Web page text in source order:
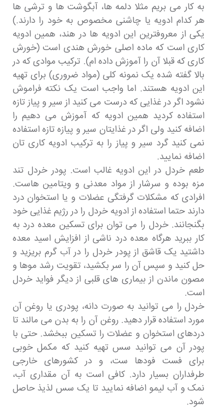
به کار می بریم مثلا دلمه ها، آبگوشت ها و ترشی ها
هر کدام ادویه یا چاشنی مخصوص به خود را دارند.)
یکی از معروفترین این ادویه ها در هند، همین ادویه
کاری است که ماده اصلی خورش هندی است (خورش
کاری که قبلا آن را آموزش داده ام). ترکیب موادی که در
بالا گفته شده یک نمونه کلی (مواد ضروری) برای تهیه
این ادویه هستند. اما واجب است یک نکته فراموش
نشود اگر در غذایی که درست می کنید از سیر و پیاز تازه
استفاده کردید همین ادویه که آموزش می دهیم را
اضافه کنید ولی اگر در غذایتان سیر و پیازه تازه استفاده
نمی کنید گرد سیر و پیاز را به ترکیب ادویه کاری تان
اضافه نمایید.
طعم خردل در این ادویه غالب است. پودر خردل تند
مزه بوده و سرشار از مواد معدنی و ویتامین هاست.
افرادی که مشکلات گرفتگی عضلات و یا استخوان درد
دارند حتما استفاده از ادویه خردل را در رژیم غذایی خود
بگنجانند. خردل را می توان برای تسکین معده درد به
کار ببرید هرگاه معده درد ناشی از افزایش اسید معده
داشتید یک قاشق از پودر خردل را در آب گرم بریزید و
حل کنید و سپس آن را سر بکشید، تقویت رشد موها و
مصون ماندن از بیماری های قلبی از دیگر فواید خردل
است.
خردل را می توانید به صورت دانه، پودری یا روغن آن
مورد استفاده قرار دهید. روغن آن را به بدن می مالند تا
دردهای استخوان و عضلات را تسکین ببخشد. حتی با
پودر آن می توانید سس تهیه کنید که مکمل خوبی
برای فست فودها ست، و در کشورهای خارجی
طرفداران بسیار دارد. کافی است به آن مقداری آب،
نمک و آب لیمو اضافه نمایید تا یک سس لذیذ حاصل
شود.